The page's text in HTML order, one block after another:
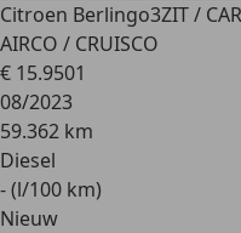
Citroen Berlingo3ZIT /
AIRCO / CRUISCO
€ 15.9501
08/2023
59.362 km
Diesel
- (l/100 km)
Nieuw